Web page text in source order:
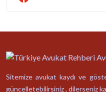
Sitemize avukat kaydı ve
güncelletebilirsiniz , dilerseniz